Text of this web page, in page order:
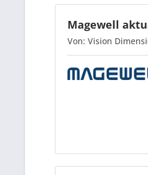
Magewell
Von: Vision